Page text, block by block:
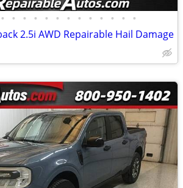
• • • • • • • • • • • • •
2.5i AWD Repairable Hail Damage